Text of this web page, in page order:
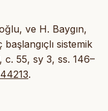
ve H. Baygın,
sistemik
, c. 55, sy 3, ss. 146–
.